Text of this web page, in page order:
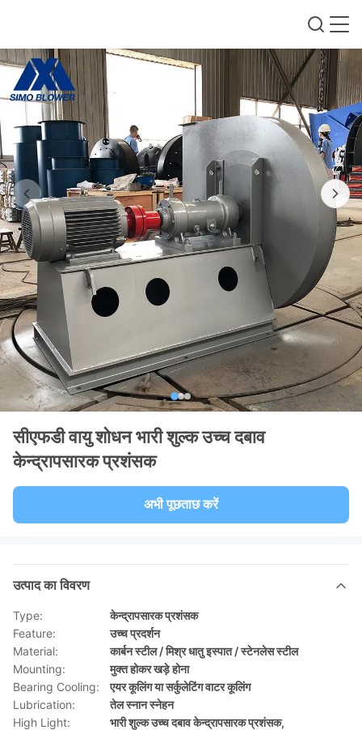
सीएफडी वायु शोधन भारी शुल्क उच्च दबाव
केन्द्रापसारक प्रशंसक
अभी पूछताछ करें
उत्पाद का विवरण
Type:
केन्द्रापसारक प्रशंसक
Feature:
उच्च प्रदर्शन
Material:
कार्बन स्टील / मिश्र धातु इस्पात / स्टेनलेस स्टील
Mounting:
मुक्त होकर खड़े होना
Bearing Cooling:
एयर कूलिंग या सर्कुलेटिंग वाटर कूलिंग
Lubrication:
तेल स्नान स्नेहन
High Light:
भारी शुल्क उच्च दबाव केन्द्रापसारक प्रशंसक,